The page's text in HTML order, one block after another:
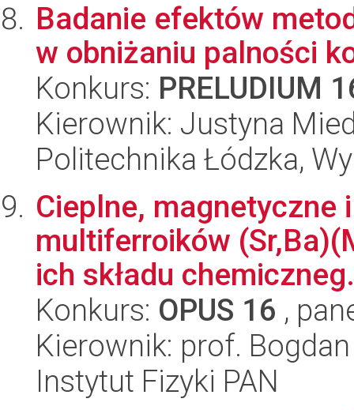
Badanie efektów
w obniżaniu palności
Konkurs: PRELUDIUM
Kierownik: Justyna
Politechnika Łódzka,
Cieplne, magnetyczne
multiferroików
ich składu
Konkurs: OPUS 16 ,
Kierownik: prof.
Instytut Fizyki PAN